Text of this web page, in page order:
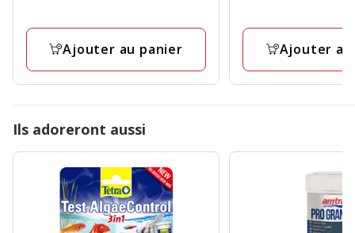
Ajouter au panier Ajouter
Ils adoreront aussi